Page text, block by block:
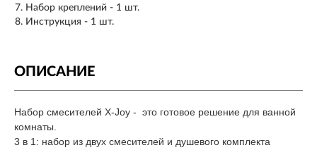
Набор креплений - 1 шт.
Инструкция - 1 шт.
ОПИСАНИЕ
Набор смесителей X-Joy - это готовое решение для ванной
комнаты.
3 в 1: набор из двух смесителей и душевого комплекта